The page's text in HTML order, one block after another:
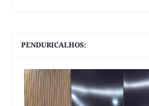
PENDURICALHOS: